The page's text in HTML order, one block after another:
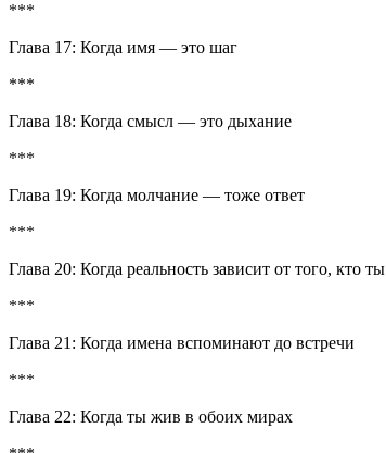
***
Глава 17: Когда имя — это шаг
***
Глава 18: Когда смысл — это дыхание
***
Глава 19: Когда молчание — тоже ответ
***
Глава 20: Когда реальность зависит от того, кто ты
***
Глава 21: Когда имена вспоминают до встречи
***
Глава 22: Когда ты жив в обоих мирах